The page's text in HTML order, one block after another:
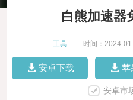
白熊加速器
工具 时间：2024-
安卓下载 苹
安卓市